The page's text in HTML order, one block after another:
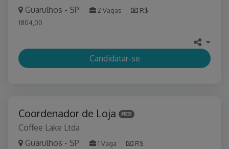
Guarulhos - SP
2 Vagas
R$
1804,00
Candidatar-se
Coordenador de Loja #1838
Coffee Lake Ltda
Guarulhos - SP
1 Vaga
R$